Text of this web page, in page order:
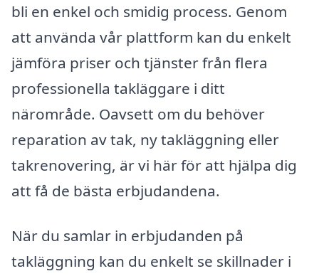
bli en enkel och smidig process. Genom
att använda vår plattform kan du enkelt
jämföra priser och tjänster från flera
professionella takläggare i ditt
närområde. Oavsett om du behöver
reparation av tak, ny takläggning eller
takrenovering, är vi här för att hjälpa dig
att få de bästa erbjudandena.
När du samlar in erbjudanden på
takläggning kan du enkelt se skillnader i